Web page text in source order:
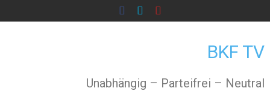
to
BKF TV
Unabhängig – Parteifrei – Neutral